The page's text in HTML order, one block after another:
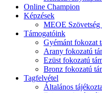
Online Champion
Képzések
MEOE
Támogatóink
Gyémánt fokozat
Arany fokozatú
Ezüst fokozatú
Bronz fokozatú
Tagfelvétel
Általános